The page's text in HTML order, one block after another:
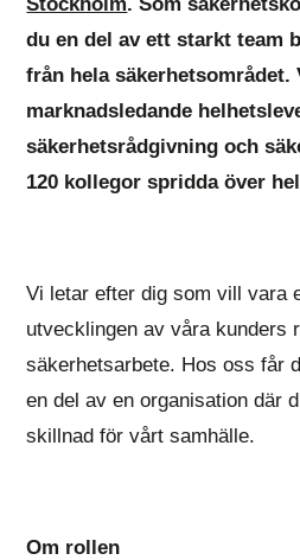
du en del av ett starkt team
från hela säkerhetsområdet.
marknadsledande
säkerhetsrådgivning och
120 kollegor spridda över
Vi letar efter dig som vill vara
utvecklingen av våra kunders
säkerhetsarbete. Hos oss får
en del av en organisation där
skillnad för vårt samhälle.
Om rollen